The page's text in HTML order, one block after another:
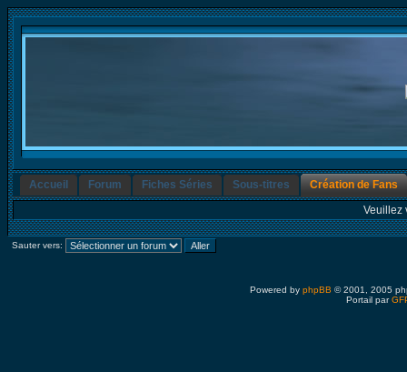
Accueil Forum Fiches Séries Sous-titres
Création de Fans
Veuillez
Sauter vers:
Powered by phpBB © 2001, 2005
Portail par